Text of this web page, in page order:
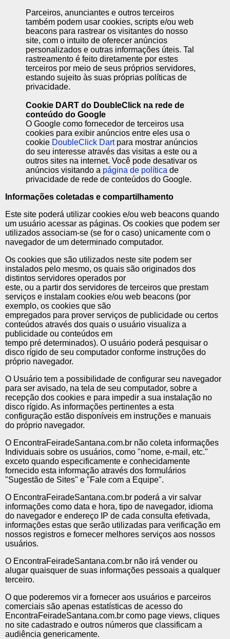
Parceiros, anunciantes e outros terceiros
também podem usar cookies, scripts e/ou web
beacons para rastrear os visitantes do nosso
site, com o intuito de oferecer anúncios
personalizados e outras informações úteis. Tal
rastreamento é feito diretamente por estes
terceiros por meio de seus próprios servidores,
estando sujeito às suas próprias políticas de
privacidade.
Cookie DART do DoubleClick na rede de
conteúdo do Google
O Google como fornecedor de terceiros usa
cookies para exibir anúncios entre eles usa o
cookie DoubleClick Dartpara mostrar anúncios
do seu interesse através das visitas a este ou a
outros sites na internet. Você pode desativar os
anúncios visitando a página de política de
privacidade de rede de conteúdos do Google.
Informações coletadas e compartilhamento
Este site poderá utilizar cookies e/ou web beacons quando
um usuário acessar as páginas. Os cookies que podem ser
utilizados associam-se (se for o caso) unicamente com o
navegador de um determinado computador.
Os cookies que são utilizados neste site podem ser
instalados pelo mesmo, os quais são originados dos
distintos servidores operados por
este, ou a partir dos servidores de terceiros que prestam
serviços e instalam cookies e/ou web beacons (por
exemplo, os cookies que são
empregados para prover serviços de publicidade ou certos
conteúdos através dos quais o usuário visualiza a
publicidade ou conteúdos em
tempo pré determinados). O usuário poderá pesquisar o
disco rígido de seu computador conforme instruções do
próprio navegador.
O Usuário tem a possibilidade de configurar seu navegador
para ser avisado, na tela de seu computador, sobre a
recepção dos cookies e para impedir a sua instalação no
disco rígido. As informações pertinentes a esta
configuração estão disponíveis em instruções e manuais
do próprio navegador.
O EncontraFeiradeSantana.com.br não coleta informações
Individuais sobre os usuários, como "nome, e-mail, etc."
exceto quando especificamente e conhecidamente
fornecido esta informação através dos formulários
"Sugestão de Sites" e "Fale com a Equipe".
O EncontraFeiradeSantana.com.br poderá a vir salvar
informações como data e hora, tipo de navegador, idioma
do navegador e endereço IP de cada consulta efetivada,
informações estas que serão utilizadas para verificação em
nossos registros e fornecer melhores serviços aos nossos
usuários.
O EncontraFeiradeSantana.com.br não irá vender ou
alugar quaisquer de suas informações pessoais a qualquer
terceiro.
O que poderemos vir a fornecer aos usuários e parceiros
comerciais são apenas estatísticas de acesso do
EncontraFeiradeSantana.com.br como page views, cliques
no site cadastrado e outros números que classificam a
audiência genericamente.